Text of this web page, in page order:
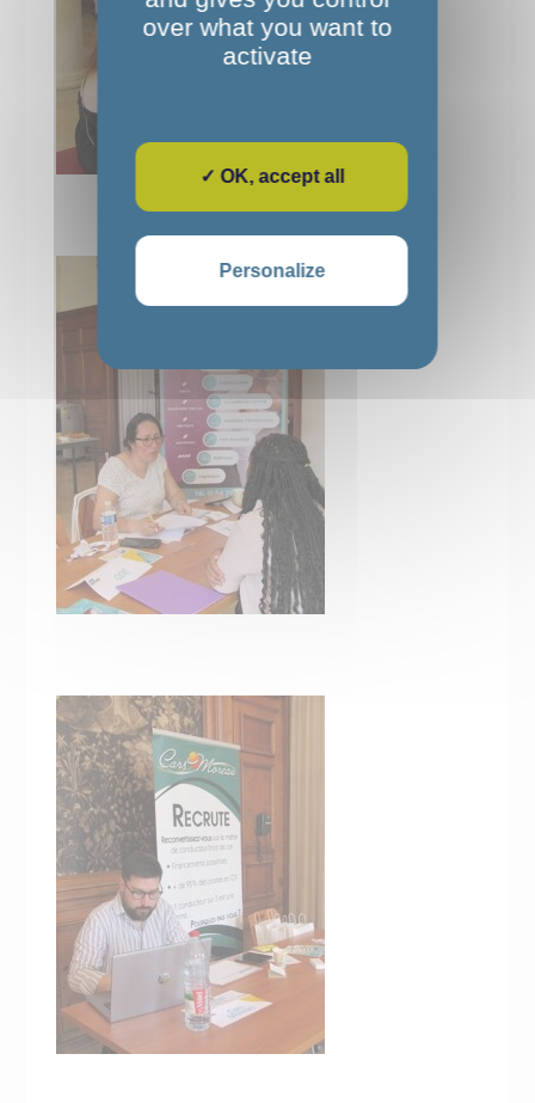
over what you want to
activate
✓ OK, accept all
Personalize